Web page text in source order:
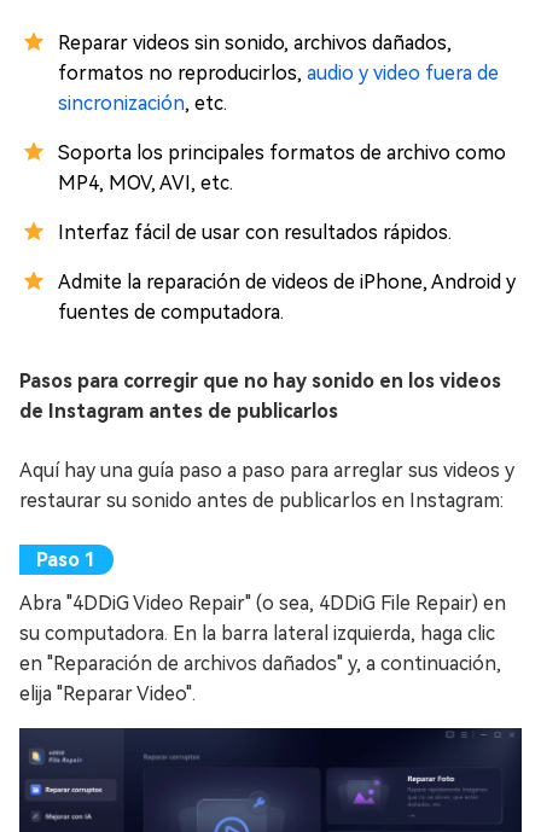
Reparar videos sin sonido, archivos dañados,
formatos no reproducirlos, audio y video fuera de
sincronización, etc.
Soporta los principales formatos de archivo como
MP4, MOV, AVI, etc.
Interfaz fácil de usar con resultados rápidos.
Admite la reparación de videos de iPhone, Android y
fuentes de computadora.
Pasos para corregir que no hay sonido en los videos
de Instagram antes de publicarlos
Aquí hay una guía paso a paso para arreglar sus videos y
restaurar su sonido antes de publicarlos en Instagram:
Abra "4DDiG Video Repair" (o sea, 4DDiG File Repair) en
su computadora. En la barra lateral izquierda, haga clic
en "Reparación de archivos dañados" y, a continuación,
elija "Reparar Video".